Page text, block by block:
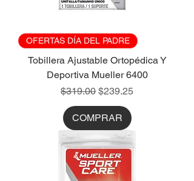
OFERTAS DÍA DEL PADRE
Tobillera Ajustable Ortopédica Y
Deportiva Mueller 6400
Precio
$319.00 Precio de oferta
$239.25
COMPRAR